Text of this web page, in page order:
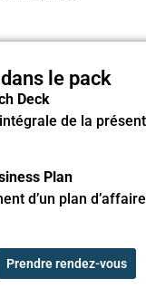
le pack
Deck
de la
Plan
d’un plan
Prendre rendez-vous